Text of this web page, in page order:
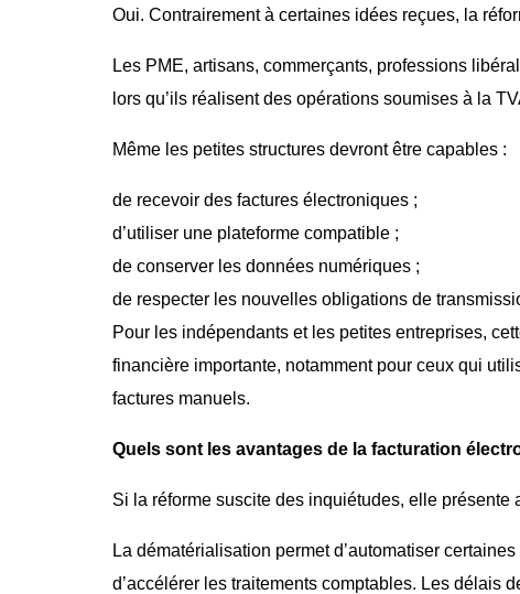
Oui. Contrairement à certaines idées reçues, la
Les PME, artisans, commerçants, professions
lors qu’ils réalisent des opérations soumises à la
Même les petites structures devront être capables :
de recevoir des factures électroniques ;
d’utiliser une plateforme compatible ;
de conserver les données numériques ;
de respecter les nouvelles obligations de
Pour les indépendants et les petites entreprises,
financière importante, notamment pour ceux qui
factures manuels.
Quels sont les avantages de la facturation
Si la réforme suscite des inquiétudes, elle
La dématérialisation permet d’automatiser
d’accélérer les traitements comptables. Les délais